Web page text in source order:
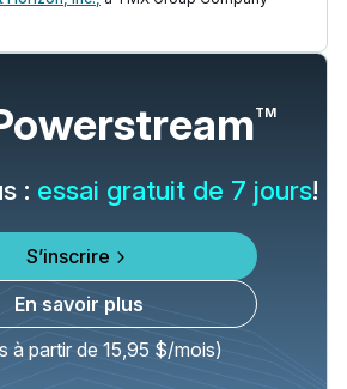
TM
: essai gratuit de 7 jours!
S’inscrire
En savoir plus
à partir de 15,95 $/mois)